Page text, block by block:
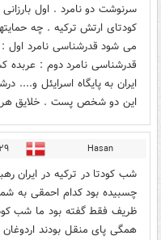
سرنوشت دو نامرد . اول
کودتای ارتش ترکیه . چه
می شود قدرشناسی نامرد اول :
قدرشناسی نامرد دوم : عربده
ایران به پایگاه اسرایئل و...‌.
این دو شخص پست . خلایق هر
Hasan ۱۶:۲۹
شب کودتا در ترکیه در ایران
چسبیده بود کدام احمقی به
ظریف فقط گفته بود ما شب
همگی پای منقل بودند